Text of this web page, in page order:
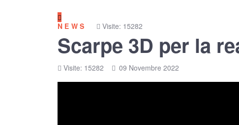
NEWS Visite: 15282
Scarpe 3D per la
09 Novembre 2022
Visite: 15282